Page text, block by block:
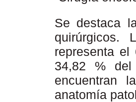
Se destaca
quirúrgicos.
representa
34,82 %
encuentran
anatomía